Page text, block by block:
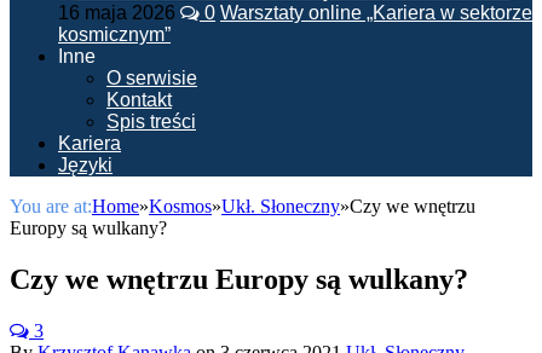
16 maja 2026 0 Warsztaty online „Kariera w sektorze
kosmicznym”
Inne
O serwisie
Kontakt
Spis treści
Kariera
Języki
You are at:Home»Kosmos»Ukł. Słoneczny»Czy we wnętrzu
Europy są wulkany?
Czy we wnętrzu Europy są wulkany?
3